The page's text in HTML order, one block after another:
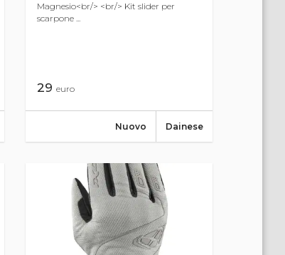
Magnesio<br/> <br/> Kit slider per
scarpone ...
29euro
Dainese
Nuovo